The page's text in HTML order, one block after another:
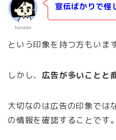
hanako
宣伝ばかりで怪
という印象を持つ方もいます
しかし、 広告が多いことと
大切なのは広告の印象では
の情報を確認することです。